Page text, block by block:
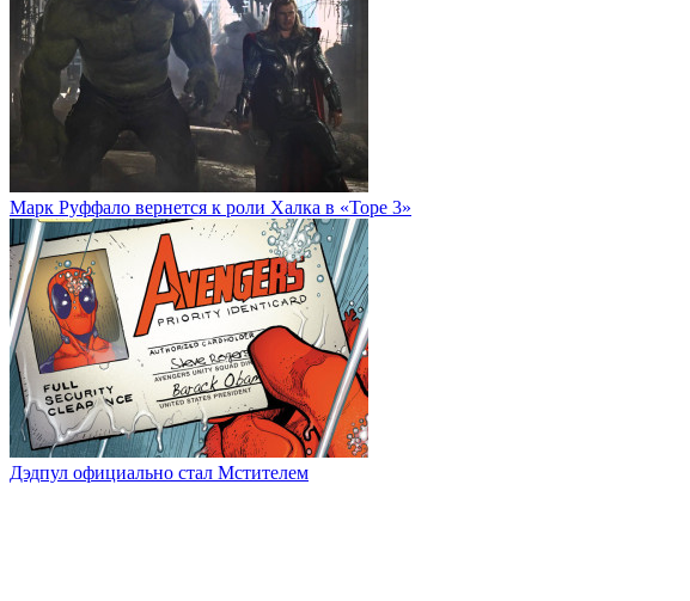
Марк Руффало вернется к роли Халка в «Торе 3»
Дэдпул официально стал Мстителем